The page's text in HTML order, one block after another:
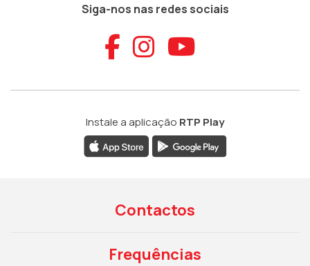
Siga-nos nas redes sociais
Aceder ao
Aceder ao
Aceder
Instale a aplicação RTP Play
Contactos
Frequências